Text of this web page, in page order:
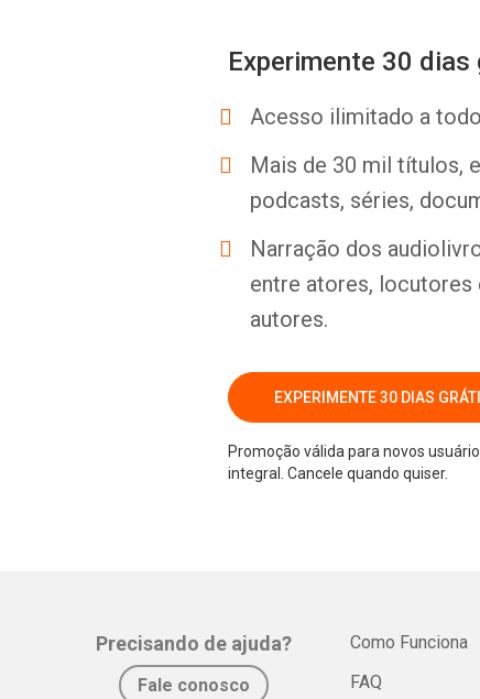
Experimente 30 dias
Acesso ilimitado a
Mais de 30 mil títulos,
podcasts, séries,
Narração dos
entre atores,
autores.
EXPERIMENTE 30 DIAS
Promoção válida para novos
integral. Cancele quando quiser.
Precisando de ajuda?
Fale conosco
Como Funciona
FAQ